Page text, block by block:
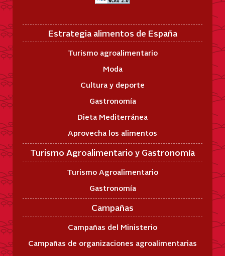
Estrategia alimentos de España
Turismo agroalimentario
Moda
Cultura y deporte
Gastronomía
Dieta Mediterránea
Aprovecha los alimentos
Turismo Agroalimentario y Gastronomía
Turismo Agroalimentario
Gastronomía
Campañas
Campañas del Ministerio
Campañas de organizaciones agroalimentarias